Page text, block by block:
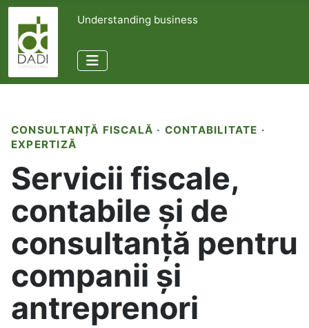
Understanding business
CONSULTANȚĂ FISCALĂ · CONTABILITATE ·
EXPERTIZĂ
Servicii fiscale,
contabile și de
consultanță pentru
companii și
antreprenori